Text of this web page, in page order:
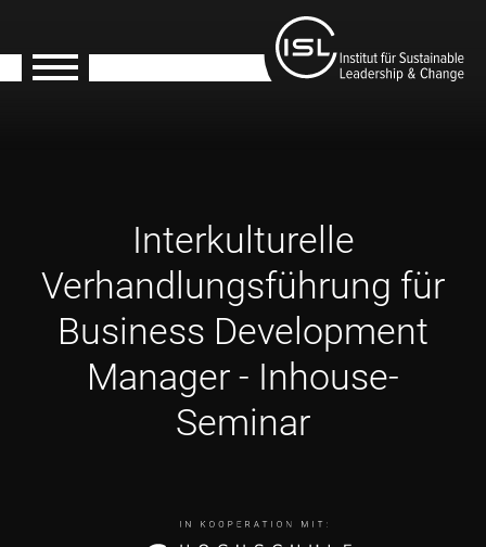
Interkulturelle
Verhandlungsführung für
Business Development
Manager - Inhouse-
Seminar